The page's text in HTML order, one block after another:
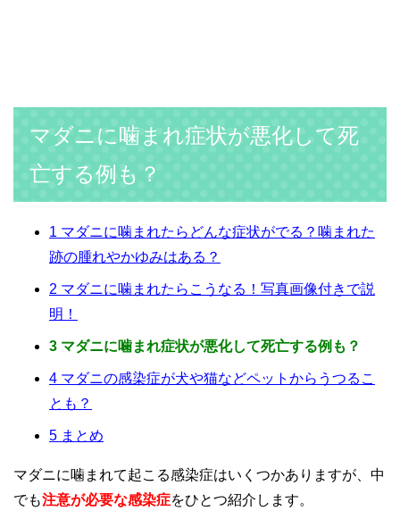
マダニに噛まれ症状が悪化して死
亡する例も？
1 マダニに噛まれたらどんな症状がでる？噛まれた
跡の腫れやかゆみはある？
2 マダニに噛まれたらこうなる！写真画像付きで説
明！
3 マダニに噛まれ症状が悪化して死亡する例も？
4 マダニの感染症が犬や猫などペットからうつるこ
とも？
5 まとめ
マダニに噛まれて起こる感染症はいくつかありますが、中
でも注意が必要な感染症をひとつ紹介します。